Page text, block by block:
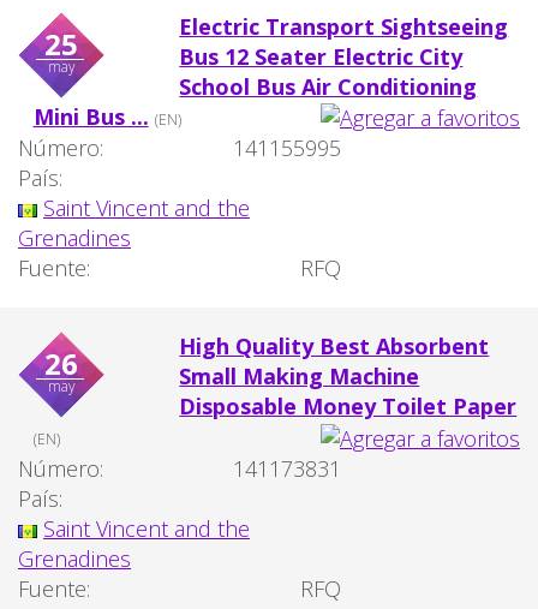
25
may
Electric Transport Sightseeing
Bus 12 Seater Electric City
School Bus Air Conditioning
Mini Bus ... (EN)
Número:
141155995
País:
Saint Vincent and the
Grenadines
Fuente:
RFQ
26
may
High Quality Best Absorbent
Small Making Machine
Disposable Money Toilet Paper
(EN)
Número:
141173831
País:
Saint Vincent and the
Grenadines
Fuente:
RFQ